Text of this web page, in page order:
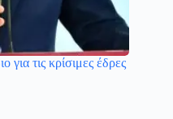
για τις κρίσιμες έδρες